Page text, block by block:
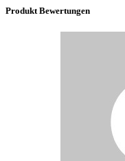
Produkt Bewertungen